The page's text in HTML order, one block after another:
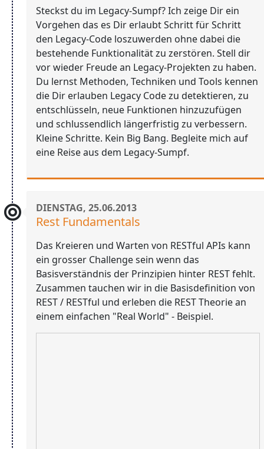
Steckst du im Legacy-Sumpf? Ich zeige Dir ein
Vorgehen das es Dir erlaubt Schritt für Schritt
den Legacy-Code loszuwerden ohne dabei die
bestehende Funktionalität zu zerstören. Stell dir
vor wieder Freude an Legacy-Projekten zu haben.
Du lernst Methoden, Techniken und Tools kennen
die Dir erlauben Legacy Code zu detektieren, zu
entschlüsseln, neue Funktionen hinzuzufügen
und schlussendlich längerfristig zu verbessern.
Kleine Schritte. Kein Big Bang. Begleite mich auf
eine Reise aus dem Legacy-Sumpf.
DIENSTAG, 25.06.2013
Rest Fundamentals
Das Kreieren und Warten von RESTful APIs kann
ein grosser Challenge sein wenn das
Basisverständnis der Prinzipien hinter REST fehlt.
Zusammen tauchen wir in die Basisdefinition von
REST / RESTful und erleben die REST Theorie an
einem einfachen "Real World" - Beispiel.